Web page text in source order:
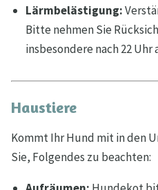
Lärmbelästigung:
Bitte nehmen Sie
insbesondere nach 22 Uhr
Haustiere
Kommt Ihr Hund mit in den
Sie, Folgendes zu beachten: